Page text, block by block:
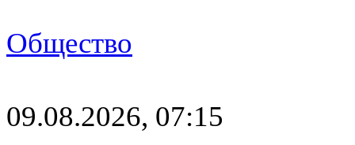
Общество
09.08.2026, 07:15